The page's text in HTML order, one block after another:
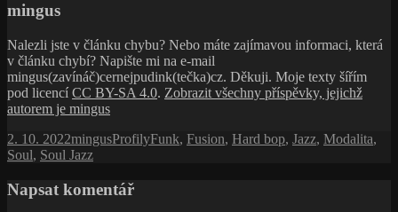
mingus
Nalezli jste v článku chybu? Nebo máte zajímavou informaci, která
v článku chybí? Napište mi na e-mail
mingus(zavínáč)cernejpudink(tečka)cz. Děkuji. Moje texty šířím
pod licencí CC BY-SA 4.0. Zobrazit všechny příspěvky, jejichž
autorem je mingus
Publikováno:
2. 10. 2022Autor:
mingusRubriky:
ProfilyŠtítky:
Funk, Fusion, Hard bop, Jazz, Modalita,
Soul, Soul Jazz
Napsat komentář